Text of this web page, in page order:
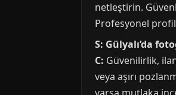
netleştirin.
Profesyonel
S: Gülyalı’da
C: Güvenilirlik,
veya aşırı